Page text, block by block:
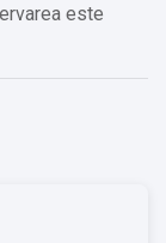
private
este